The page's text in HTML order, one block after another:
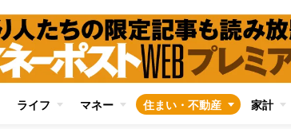
ライフ マネー 住まい・不動産 家計